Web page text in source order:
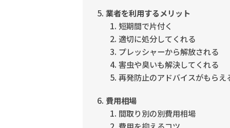
業者を利用するメリット
短期間で片付く
適切に処分してくれる
プレッシャーから解放される
害虫や臭いも解決してくれる
再発防止のアドバイスがもらえ
費用相場
間取り別の別費用相場